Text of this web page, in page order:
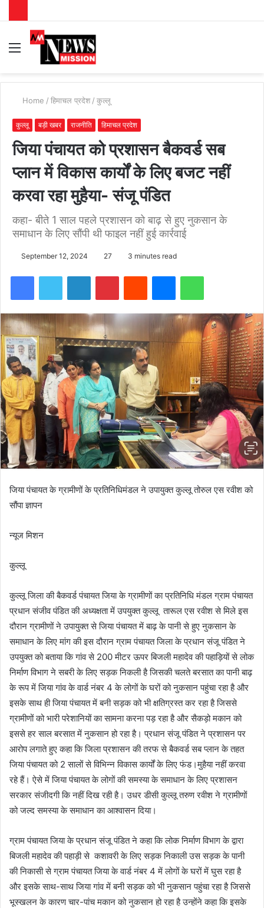
Menu
Home / हिमाचल प्रदेश / कुल्लू
कुल्लू बड़ी खबर राजनीति हिमाचल प्रदेश
जिया पंचायत को प्रशासन बैकवर्ड सब
प्लान में विकास कार्यों के लिए बजट नहीं
करवा रहा मुहैया- संजू पंडित
कहा- बीते 1 साल पहले प्रशासन को बाढ़ से हुए नुकसान के
समाधान के लिए सौंपी थी फाइल नहीं हुई कार्रवाई
September 12, 2024 27 3 minutes read
जिया पंचायत के ग्रामीणों के प्रतिनिधिमंडल ने उपायुक्त कुल्लू तोरुल एस रवीश को
सौंपा ज्ञापन
न्यूज मिशन
कुल्लू
कुल्लू जिला की बैकवर्ड पंचायत जिया के ग्रामीणों का प्रतिनिधि मंडल ग्राम पंचायत
प्रधान संजीव पंडित की अध्यक्षता में उपयुक्त कुल्लू तारूल एस रवीश से मिले इस
दौरान ग्रामीणों ने उपायुक्त से जिया पंचायत में बाढ़ के पानी से हुए नुकसान के
समाधान के लिए मांग की इस दौरान ग्राम पंचायत जिला के प्रधान संजू पंडित ने
उपयुक्त को बताया कि गांव से 200 मीटर ऊपर बिजली महादेव की पहाड़ियों से लोक
निर्माण विभाग ने सबरी के लिए सड़क निकली है जिसकी चलते बरसात का पानी बाढ़
के रूप में जिया गांव के वार्ड नंबर 4 के लोगों के घरों को नुकसान पहुंचा रहा है और
इसके साथ ही जिया पंचायत में बनी सड़क को भी क्षतिग्रस्त कर रहा है जिससे
ग्रामीणों को भारी परेशानियों का सामना करना पड़ रहा है और सैकड़ो मकान को
इससे हर साल बरसात में नुकसान हो रहा है। प्रधान संजू पंडित ने प्रशासन पर
आरोप लगाते हुए कहा कि जिला प्रशासन की तरफ से बैकवर्ड सब प्लान के तहत
जिया पंचायत को 2 सालों से विभिन्न विकास कार्यों के लिए फंड।मुहैया नहीं करवा
रहे हैं। ऐसे में जिया पंचायत के लोगों की समस्या के समाधान के लिए प्रशासन
सरकार संजीदगी कि नहीं दिख रही है। उधर डीसी कुल्लू तरुण रवीश ने ग्रामीणों
को जल्द समस्या के समाधान का आश्वासन दिया।
ग्राम पंचायत जिया के प्रधान संजू पंडित ने कहा कि लोक निर्माण विभाग के द्वारा
बिजली महादेव की पहाड़ी से कशावरी के लिए सड़क निकाली उस सड़क के पानी
की निकासी से ग्राम पंचायत जिया के वार्ड नंबर 4 में लोगों के घरों में घुस रहा है
और इसके साथ-साथ जिया गांव में बनी सड़क को भी नुकसान पहुंचा रहा है जिससे
भूस्खलन के कारण चार-पांच मकान को नुकसान हो रहा है उन्होंने कहा कि इसके